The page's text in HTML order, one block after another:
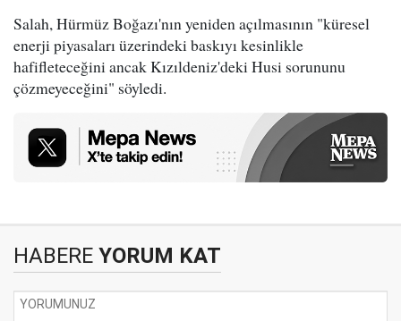
Salah, Hürmüz Boğazı'nın yeniden açılmasının "küresel
enerji piyasaları üzerindeki baskıyı kesinlikle
hafifleteceğini ancak Kızıldeniz'deki Husi sorununu
çözmeyeceğini" söyledi.
HABERE YORUM KAT